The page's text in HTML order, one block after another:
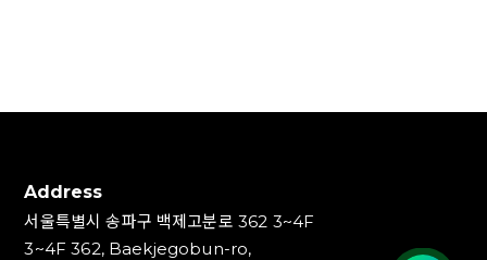
Address
서울특별시 송파구 백제고분로 362 3~4F
3~4F 362, Baekjegobun-ro,